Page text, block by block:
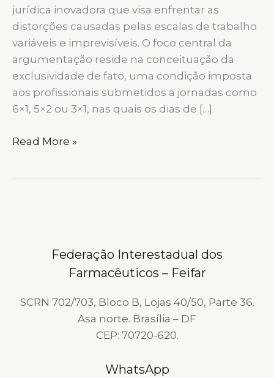
jurídica inovadora que visa enfrentar as
distorções causadas pelas escalas de trabalho
variáveis e imprevisíveis. O foco central da
argumentação reside na conceituação da
exclusividade de fato, uma condição imposta
aos profissionais submetidos a jornadas como
6×1, 5×2 ou 3×1, nas quais os dias de […]
ESCALAS
QUESTIONA
DISPONIBILIDADE
Read More »
Federação Interestadual dos
Farmacêuticos – Feifar
SCRN 702/703, Bloco B, Lojas 40/50, Parte 36.
Asa norte. Brasília – DF
CEP: 70720-620.
WhatsApp